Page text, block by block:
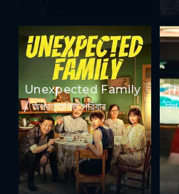
Unexpected Family
/ অপ্রত্যাশিত পরিবার